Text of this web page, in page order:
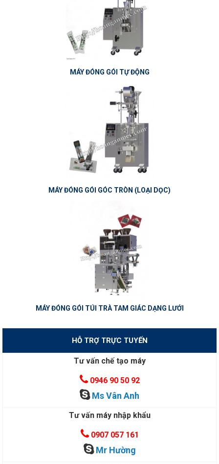
MÁY ĐÓNG GÓI TỰ ĐỘNG
MÁY ĐÓNG GÓI GÓC TRÒN (LOẠI DỌC)
MÁY ĐÓNG GÓI TÚI TRÀ TAM GIÁC DẠNG LƯỚI
HỖ TRỢ TRỰC TUYẾN
Tư vấn chế tạo máy
0946 90 50 92
Ms Vân Anh
Tư vấn máy nhập khẩu
0907 057 161
Mr Hường